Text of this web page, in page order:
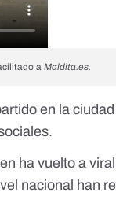
aMaldita.es.
en la
ha vuelto a
nacional han